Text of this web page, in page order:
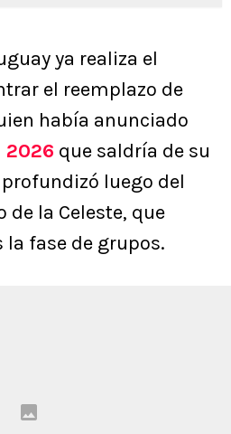
ya realiza el
el reemplazo de
había anunciado
2026 que saldría de su
profundizó luego del
la Celeste, que
la fase de grupos.